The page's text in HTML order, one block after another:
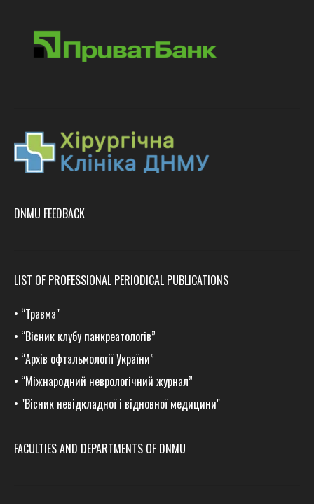
DNMU FEEDBACK
LIST OF PROFESSIONAL PERIODICAL PUBLICATIONS
• “Травма"
• “Вісник клубу панкреатологів”
• “Архів офтальмології України”
• “Міжнародний неврологічний журнал”
• "Вісник невідкладної і відновної медицини"
FACULTIES AND DEPARTMENTS OF DNMU